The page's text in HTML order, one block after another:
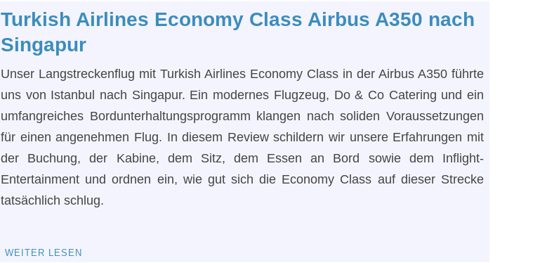
Turkish Airlines Economy Class Airbus A350 nach
Singapur
Unser Langstreckenflug mit Turkish Airlines Economy Class in der Airbus A350 führte
uns von Istanbul nach Singapur. Ein modernes Flugzeug, Do & Co Catering und ein
umfangreiches Bordunterhaltungsprogramm klangen nach soliden Voraussetzungen
für einen angenehmen Flug. In diesem Review schildern wir unsere Erfahrungen mit
der Buchung, der Kabine, dem Sitz, dem Essen an Bord sowie dem Inflight-
Entertainment und ordnen ein, wie gut sich die Economy Class auf dieser Strecke
tatsächlich schlug.
WEITER LESEN